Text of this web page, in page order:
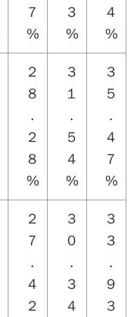
７
%
３
%
４
%
２
８
．
２
８
%
３
１
．
５
４
%
３
５
．
４
７
%
２
７
．
４
２
３
０
．
３
４
３
３
．
９
３